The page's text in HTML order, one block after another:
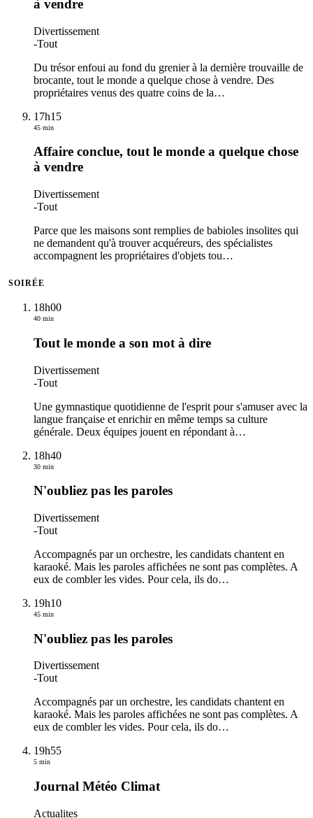
à vendre
Divertissement
-Tout
Du trésor enfoui au fond du grenier à la dernière trouvaille de
brocante, tout le monde a quelque chose à vendre. Des
propriétaires venus des quatre coins de la…
17h15
45 min
Affaire conclue, tout le monde a quelque chose
à vendre
Divertissement
-Tout
Parce que les maisons sont remplies de babioles insolites qui
ne demandent qu'à trouver acquéreurs, des spécialistes
accompagnent les propriétaires d'objets tou…
SOIRÉE
18h00
40 min
Tout le monde a son mot à dire
Divertissement
-Tout
Une gymnastique quotidienne de l'esprit pour s'amuser avec la
langue française et enrichir en même temps sa culture
générale. Deux équipes jouent en répondant à…
18h40
30 min
N'oubliez pas les paroles
Divertissement
-Tout
Accompagnés par un orchestre, les candidats chantent en
karaoké. Mais les paroles affichées ne sont pas complètes. A
eux de combler les vides. Pour cela, ils do…
19h10
45 min
N'oubliez pas les paroles
Divertissement
-Tout
Accompagnés par un orchestre, les candidats chantent en
karaoké. Mais les paroles affichées ne sont pas complètes. A
eux de combler les vides. Pour cela, ils do…
19h55
5 min
Journal Météo Climat
Actualites